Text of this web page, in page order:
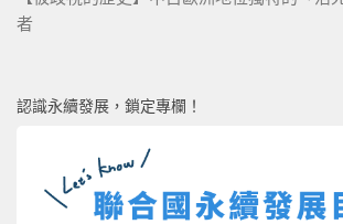
者
認識永續發展，鎖定專欄！